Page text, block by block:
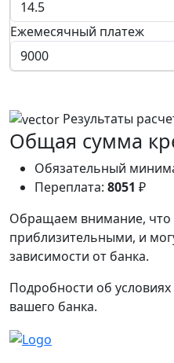
Ежемесячный платеж
Результаты
Общая сумма
Обязательный
Переплата: 8051 ₽
Обращаем внимание, что
приблизительными, и
зависимости от банка.
Подробности об
вашего банка.